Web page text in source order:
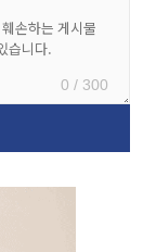
0 / 300